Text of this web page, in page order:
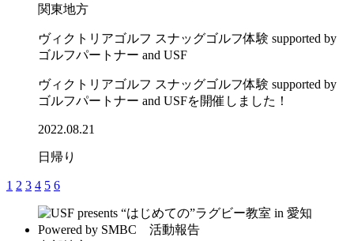
関東地方
ヴィクトリアゴルフ スナッグゴルフ体験 supported by
ゴルフパートナー and USF
ヴィクトリアゴルフ スナッグゴルフ体験 supported by
ゴルフパートナー and USFを開催しました！
2022.08.21
日帰り
1 2 3 4 5 6